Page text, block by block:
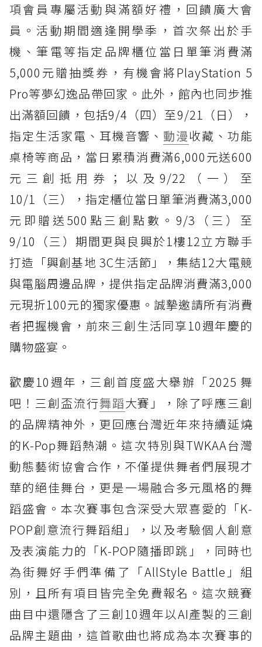
項會員專屬活動與滿額好禮，回饋廣大會
員。活動期間適逢開學季，首次祭出於手
機、筆電等指定品牌櫃位當日單筆消費滿
5,000元贈抽獎券，有機會將PlayStation 5
Pro等夢幻逸品帶回家。此外，館內也同步推
出滿額回饋，包括9/4（四）至9/21（日），
指定生活家電、耳機音響、 動漫收藏、功能
桌椅等商品，當日累積消費滿6,000元送600
元三創抵用券；以及9/22（一）至
10/1（三），指定櫃位當日單筆消費滿3,000
元即贈送500點三創點數。9/3（三）至
9/10（三）期間更與良興於1樓12立方聯手
打造「興創基地 3C生活節」，集結12大電競
與電腦周邊品牌，提供指定品牌消費滿3,000
元現折100元的獨家優惠。誠摯邀請所有消費
者把握機會，前來三創生活同享10週年慶的
購物盛宴。
歡慶10週年，三創首度盛大舉辦「2025 舞
吧！三創盃流行舞蹈大賽」，除了呼應三創
的品牌精神外，更回應台灣近年來持續延燒
的K-Pop舞蹈熱潮。這次特別與TWKAA台灣
動態藝術協會合作，不僅提供舞者們展現才
華的絕佳舞台，更是一場融合多元風格的舞
蹈盛會。本次賽事包含深受大眾喜愛的「K-
POP創意流行舞蹈組」，以及考驗個人創意
及表演能力的「K-POP隨播即跳」，同時也
為街舞好手們準備了「AllStyle Battle」組
別，且所有項目皆完全免費報名。這次競賽
曲目中還隱含了三創10週年以AI產製的三創
品牌主題曲，這首歌曲也將成為本次賽事的